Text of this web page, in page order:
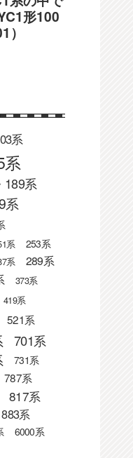
系
系
189系
系
系 253系
系
289系
373系
419系
521系
701系
731系
787系
817系
883系
6000系